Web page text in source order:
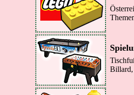
Billard,